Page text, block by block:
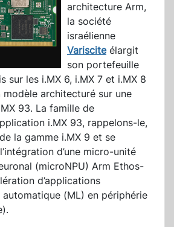
architecture Arm,
la société
israélienne
Varisciteélargit
son portefeuille
sur les i.MX 6, i.MX 7 et i.MX 8
modèle architecturé sur une
93. La famille de
i.MX 93, rappelons-le,
la gamme i.MX 9 et se
d’une micro-unité
(microNPU) Arm Ethos-
d’applications
automatique (ML) en périphérie